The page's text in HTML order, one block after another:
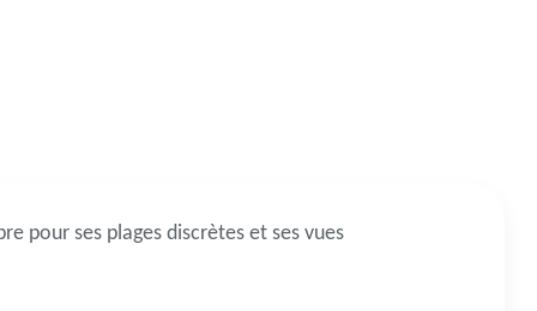
pour ses plages discrètes et ses vues